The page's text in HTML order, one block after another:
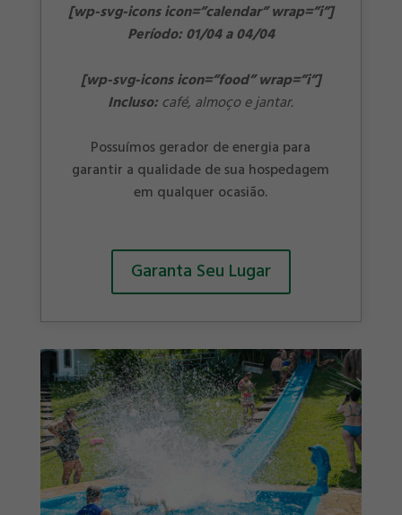
[wp-svg-icons icon=”calendar” wrap=”i”]
Período: 01/04 a 04/04
[wp-svg-icons icon=”food” wrap=”i”]
Incluso:café, almoço e jantar.
Possuímos gerador de energia para
garantir a qualidade de sua hospedagem
em qualquer ocasião.
Garanta Seu Lugar